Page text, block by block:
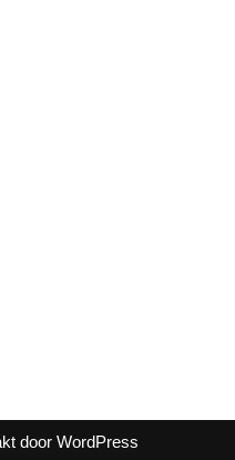
door WordPress